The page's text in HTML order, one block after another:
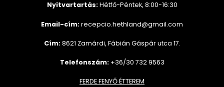
Nyitvartartás:Hétfő-Péntek, 8:00-16:30
Email-cím:recepcio.hethland@gmail.com
Cím:8621 Zamárdi, Fábián Gáspár utca 17.
Telefonszám: +36/30 732 9563
FERDE FENYŐ ÉTTEREM